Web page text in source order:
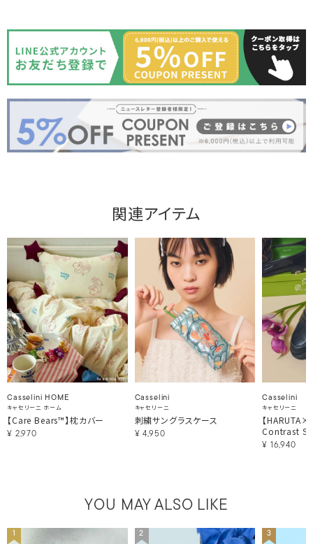
関連アイテム
Casselini HOME
キャセリーニ ホーム
【Care Bears™】枕カバー
¥ 2,970
Casselini
キャセリーニ
刺繍サングラスケース
¥ 4,950
Casselini
キャセリーニ
【
Contrast
¥ 16,940
YOU MAY ALSO LIKE
1 2 3